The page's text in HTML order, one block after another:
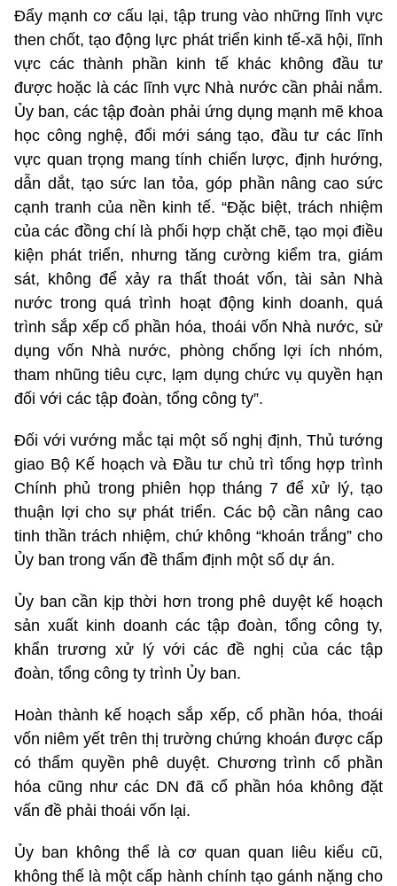
Đẩy mạnh cơ cấu lại, tập trung vào những lĩnh vực
then chốt, tạo động lực phát triển kinh tế-xã hội, lĩnh
vực các thành phần kinh tế khác không đầu tư
được hoặc là các lĩnh vực Nhà nước cần phải nắm.
Ủy ban, các tập đoàn phải ứng dụng mạnh mẽ khoa
học công nghệ, đổi mới sáng tạo, đầu tư các lĩnh
vực quan trọng mang tính chiến lược, định hướng,
dẫn dắt, tạo sức lan tỏa, góp phần nâng cao sức
cạnh tranh của nền kinh tế. “Đặc biệt, trách nhiệm
của các đồng chí là phối hợp chặt chẽ, tạo mọi điều
kiện phát triển, nhưng tăng cường kiểm tra, giám
sát, không để xảy ra thất thoát vốn, tài sản Nhà
nước trong quá trình hoạt động kinh doanh, quá
trình sắp xếp cổ phần hóa, thoái vốn Nhà nước, sử
dụng vốn Nhà nước, phòng chống lợi ích nhóm,
tham nhũng tiêu cực, lạm dụng chức vụ quyền hạn
đối với các tập đoàn, tổng công ty”.
Đối với vướng mắc tại một số nghị định, Thủ tướng
giao Bộ Kế hoạch và Đầu tư chủ trì tổng hợp trình
Chính phủ trong phiên họp tháng 7 để xử lý, tạo
thuận lợi cho sự phát triển. Các bộ cần nâng cao
tinh thần trách nhiệm, chứ không “khoán trắng” cho
Ủy ban trong vấn đề thẩm định một số dự án.
Ủy ban cần kịp thời hơn trong phê duyệt kế hoạch
sản xuất kinh doanh các tập đoàn, tổng công ty,
khẩn trương xử lý với các đề nghị của các tập
đoàn, tổng công ty trình Ủy ban.
Hoàn thành kế hoạch sắp xếp, cổ phần hóa, thoái
vốn niêm yết trên thị trường chứng khoán được cấp
có thẩm quyền phê duyệt. Chương trình cổ phần
hóa cũng như các DN đã cổ phần hóa không đặt
vấn đề phải thoái vốn lại.
Ủy ban không thể là cơ quan quan liêu kiểu cũ,
không thể là một cấp hành chính tạo gánh nặng cho